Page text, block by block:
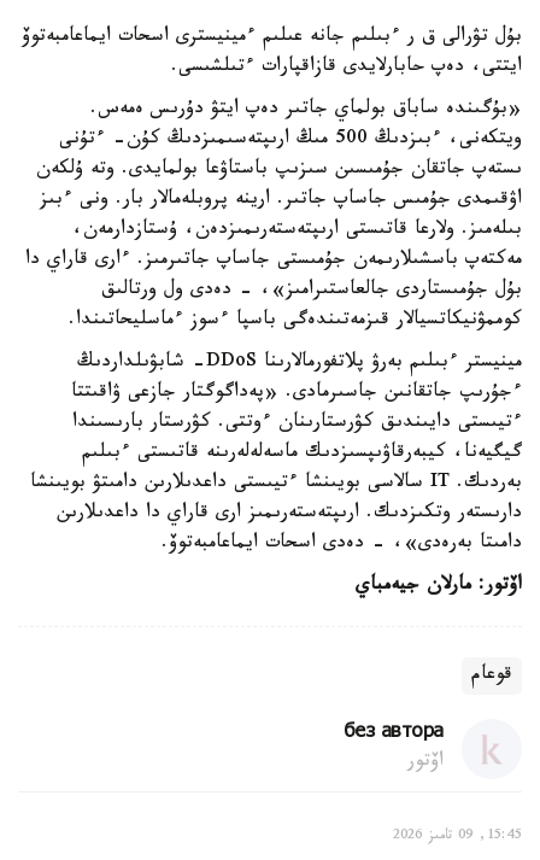
بۇل تۋرالى ق ر ءبىلىم جانە عىلىم ءمينيسترى اسحات ايماعامبەتوۆ
ايتتى، دەپ حابارلايدى قازاقپارات ءتىلشىسى.
«بۇگىندە ساباق بولماي جاتىر دەپ ايتۋ دۇرىس ەمەس.
ويتكەنى، ءبىزدىڭ 500 مىڭ ارىپتەسىمىزدىڭ كۇن- ءتۇنى
ىستەپ جاتقان جۇمىسىن سىزىپ باستاۋعا بولمايدى. وتە ۇلكەن
اۋقىمدى جۇمىس جاساپ جاتىر. ارينە پروبلەمالار بار. ونى ءبىز
بىلەمىز. ولارعا قاتىستى ارىپتەستەرىمىزدەن، ۇستازدارمەن،
مەكتەپ باسشىلارىمەن جۇمىستى جاساپ جاتىرمىز. ءارى قاراي دا
بۇل جۇمىستاردى جالعاستىرامىز»، - دەدى ول ورتالىق
كوممۋنيكاتسيالار قىزمەتىندەگى باسپا ءسوز ءماسليحاتىندا.
مينيستر ءبىلىم بەرۋ پلاتفورمالارىنا DDoS- شابۋىلداردىڭ
ءجۇرىپ جاتقانىن جاسىرمادى. «پەداگوگتار جازعى ۋاقىتتا
ءتيىستى دايىندىق كۋرستارىنان ءوتتى. كۋرستار بارىسىندا
گيگيەنا، كيبەرقاۋىپسىزدىك ماسەلەلەرىنە قاتىستى ءبىلىم
بەردىك. IT سالاسى بويىنشا ءتيىستى داعدىلارىن دامىتۋ بويىنشا
دارىستەر وتكىزدىك. ارىپتەستەرىمىز ارى قاراي دا داعدىلارىن
دامىتا بەرەدى»، - دەدى اسحات ايماعامبەتوۆ.
اۆتور: مارلان جيەمباي
قوعام
без автора
اۆتور
15:45, 09 تامىز 2026